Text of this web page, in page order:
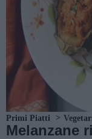
Primi Piatti
Melanzane